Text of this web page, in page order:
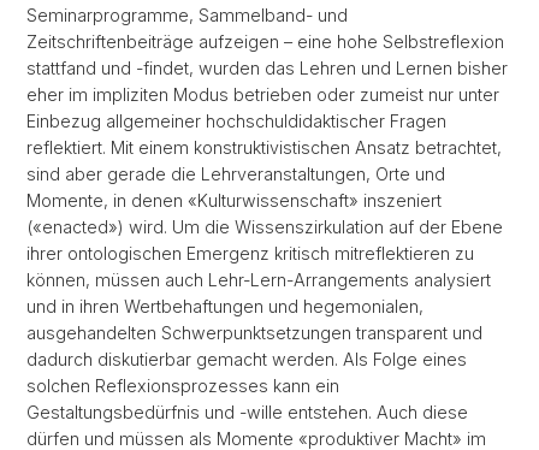
Seminarprogramme, Sammelband- und
Zeitschriftenbeiträge aufzeigen – eine hohe Selbstreflexion
stattfand und -findet, wurden das Lehren und Lernen bisher
eher im impliziten Modus betrieben oder zumeist nur unter
Einbezug allgemeiner hochschuldidaktischer Fragen
reflektiert. Mit einem konstruktivistischen Ansatz betrachtet,
sind aber gerade die Lehrveranstaltungen, Orte und
Momente, in denen «Kulturwissenschaft» inszeniert
(«enacted») wird. Um die Wissenszirkulation auf der Ebene
ihrer ontologischen Emergenz kritisch mitreflektieren zu
können, müssen auch Lehr-Lern-Arrangements analysiert
und in ihren Wertbehaftungen und hegemonialen,
ausgehandelten Schwerpunktsetzungen transparent und
dadurch diskutierbar gemacht werden. Als Folge eines
solchen Reflexionsprozesses kann ein
Gestaltungsbedürfnis und -wille entstehen. Auch diese
dürfen und müssen als Momente «produktiver Macht» im